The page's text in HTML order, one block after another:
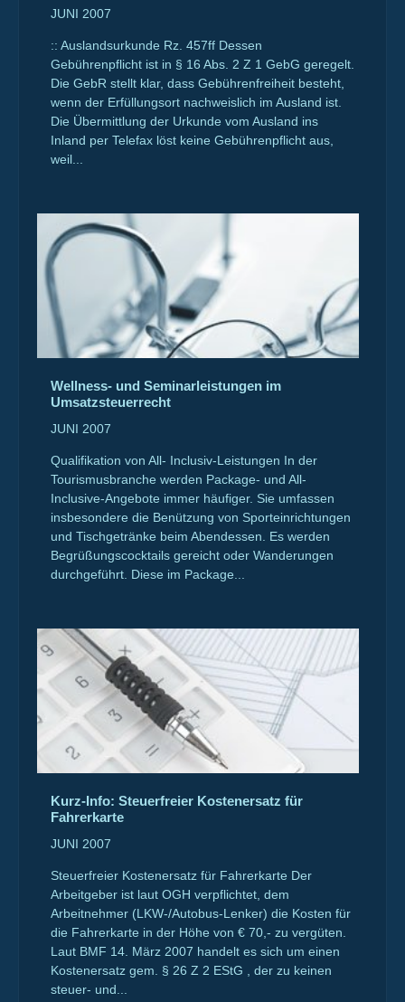
JUNI 2007
:: Auslandsurkunde Rz. 457ff Dessen
Gebührenpflicht ist in § 16 Abs. 2 Z 1 GebG geregelt.
Die GebR stellt klar, dass Gebührenfreiheit besteht,
wenn der Erfüllungsort nachweislich im Ausland ist.
Die Übermittlung der Urkunde vom Ausland ins
Inland per Telefax löst keine Gebührenpflicht aus,
weil...
Wellness- und Seminarleistungen im
Umsatzsteuerrecht
JUNI 2007
Qualifikation von All- Inclusiv-Leistungen In der
Tourismusbranche werden Package- und All-
Inclusive-Angebote immer häufiger. Sie umfassen
insbesondere die Benützung von Sporteinrichtungen
und Tischgetränke beim Abendessen. Es werden
Begrüßungscocktails gereicht oder Wanderungen
durchgeführt. Diese im Package...
Kurz-Info: Steuerfreier Kostenersatz für
Fahrerkarte
JUNI 2007
Steuerfreier Kostenersatz für Fahrerkarte Der
Arbeitgeber ist laut OGH verpflichtet, dem
Arbeitnehmer (LKW-/Autobus-Lenker) die Kosten für
die Fahrerkarte in der Höhe von € 70,- zu vergüten.
Laut BMF 14. März 2007 handelt es sich um einen
Kostenersatz gem. § 26 Z 2 EStG , der zu keinen
steuer- und...